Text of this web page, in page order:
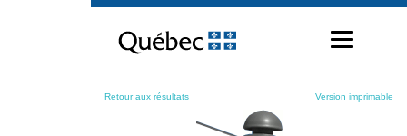
contenu
Retour aux résultats Version imprimable